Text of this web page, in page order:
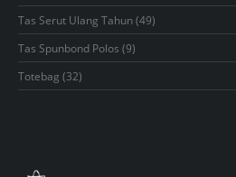
products
Tas Serut Ulang Tahun 4949
products
Tas Spunbond Polos 99
products
Totebag 3232
products